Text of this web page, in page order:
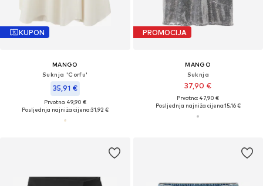
KUPON
MANGO
Suknja 'Corfu'
35,91 €
Prvotno: 49,90 €
Posljednja najniža cijena:31,92 €
PROMOCIJA
MANGO
Suknja
37,90 €
Prvotno: 47,90 €
Posljednja najniža cijena:15,16 €